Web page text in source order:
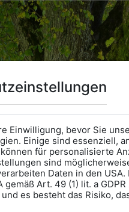
ist
EMBLEM
Kann gestickt
vielseitig
1 Stück möglich.
KÖNNTE
Einwilligung, bevor Sie
Einige sind essenziell,
für personalisierte
sind
Daten in den
gemäß Art. 49 (1) lit. a
es besteht das Risiko,